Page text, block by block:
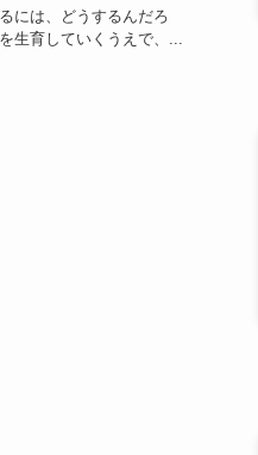
には、どうするんだろ
生育していくうえで、...